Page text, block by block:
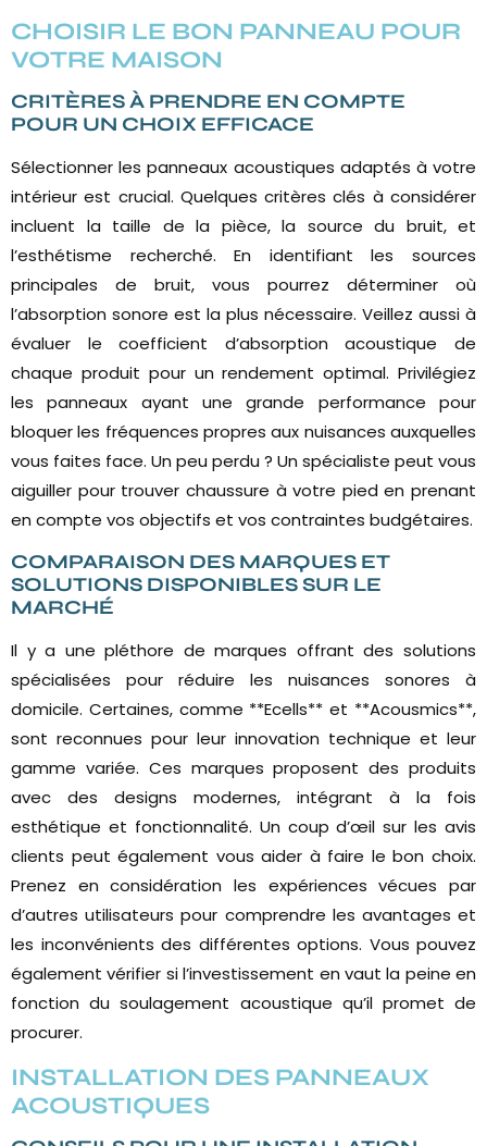
CHOISIR LE BON PANNEAU POUR
VOTRE MAISON
CRITÈRES À PRENDRE EN COMPTE
POUR UN CHOIX EFFICACE
Sélectionner les panneaux acoustiques adaptés à votre
intérieur est crucial. Quelques critères clés à considérer
incluent la taille de la pièce, la source du bruit, et
l’esthétisme recherché. En identifiant les sources
principales de bruit, vous pourrez déterminer où
l’absorption sonore est la plus nécessaire. Veillez aussi à
évaluer le coefficient d’absorption acoustique de
chaque produit pour un rendement optimal. Privilégiez
les panneaux ayant une grande performance pour
bloquer les fréquences propres aux nuisances auxquelles
vous faites face. Un peu perdu ? Un spécialiste peut vous
aiguiller pour trouver chaussure à votre pied en prenant
en compte vos objectifs et vos contraintes budgétaires.
COMPARAISON DES MARQUES ET
SOLUTIONS DISPONIBLES SUR LE
MARCHÉ
Il y a une pléthore de marques offrant des solutions
spécialisées pour réduire les nuisances sonores à
domicile. Certaines, comme **Ecells** et **Acousmics**,
sont reconnues pour leur innovation technique et leur
gamme variée. Ces marques proposent des produits
avec des designs modernes, intégrant à la fois
esthétique et fonctionnalité. Un coup d’œil sur les avis
clients peut également vous aider à faire le bon choix.
Prenez en considération les expériences vécues par
d’autres utilisateurs pour comprendre les avantages et
les inconvénients des différentes options. Vous pouvez
également vérifier si l’investissement en vaut la peine en
fonction du soulagement acoustique qu’il promet de
procurer.
INSTALLATION DES PANNEAUX
ACOUSTIQUES